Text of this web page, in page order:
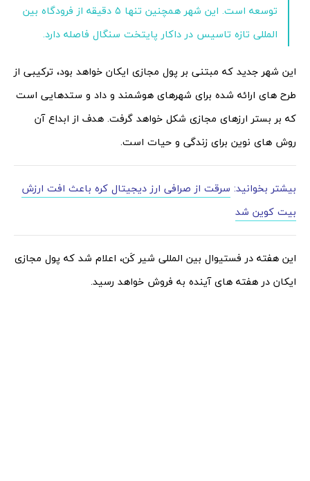
توسعه است. این شهر همچنین تنها ۵ دقیقه از فرودگاه بین
المللی تازه تاسیس در داکار پایتخت سنگال فاصله دارد.
این شهر جدید که مبتنی بر پول مجازی ایکان خواهد بود، ترکیبی از
طرح های ارائه شده برای شهرهای هوشمند و داد و ستدهایی است
که بر بستر ارزهای مجازی شکل خواهد گرفت. هدف از ابداع آن
روش های نوین برای زندگی و حیات است.
بیشتر بخوانید: سرقت از صرافی ارز دیجیتال کره باعث افت ارزش
بیت کوین شد
این هفته در فستیوال بین المللی شیر کَن، اعلام شد که پول مجازی
ایکان در هفته های آینده به فروش خواهد رسید.